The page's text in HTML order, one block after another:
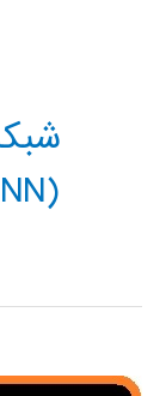
(CNN)